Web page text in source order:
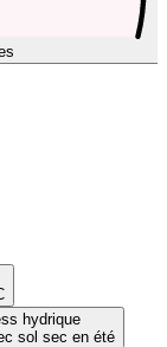
hydrique
sol sec en été